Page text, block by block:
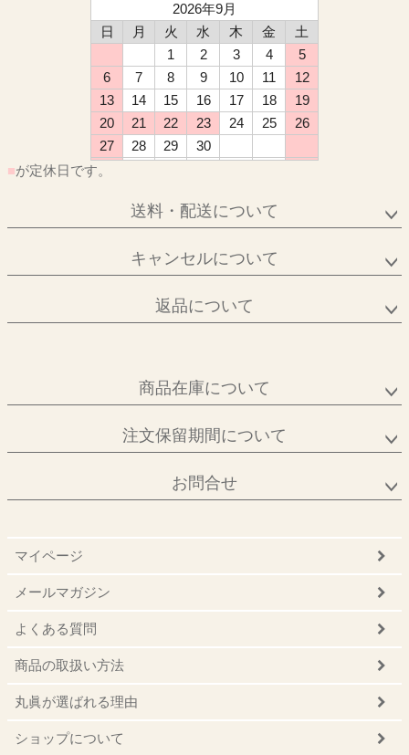
2026年9月
日
月 火 水 木 金
土
1
2 3 4
5
6
7 8 9 10 11
12
13
14 15 16 17 18
19
20
21 22 23 24 25
26
27
28 29
30
■が定休日です。
送料・配送について
キャンセルについて
返品について
商品在庫について
注文保留期間について
お問合せ
マイページ
メールマガジン
よくある質問
商品の取扱い方法
丸眞が選ばれる理由
ショップについて